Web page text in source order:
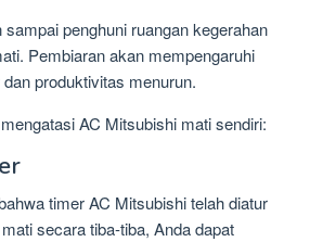
penghuni ruangan kegerahan
Pembiaran akan mempengaruhi
produktivitas menurun.
AC Mitsubishi mati sendiri:
timer AC Mitsubishi telah diatur
secara tiba-tiba, Anda dapat